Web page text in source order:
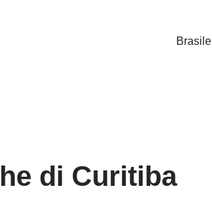
Brasile
di Curitiba